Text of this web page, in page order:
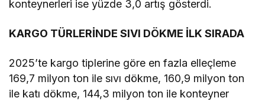
konteynerleri ise yüzde 3,0 artış gösterdi.
KARGO TÜRLERİNDE SIVI DÖKME İLK SIRADA
2025’te kargo tiplerine göre en fazla elleçleme
169,7 milyon ton ile sıvı dökme, 160,9 milyon ton
ile katı dökme, 144,3 milyon ton ile konteyner